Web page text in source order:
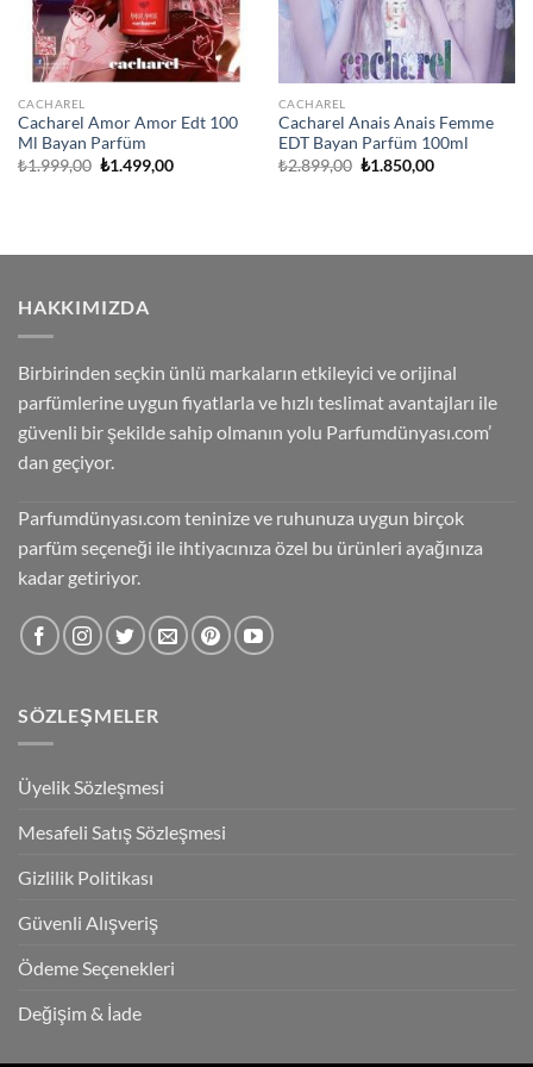
CACHAREL
Cacharel Amor Amor Edt 100
Ml Bayan Parfüm
₺1.999,00 Orijinal
₺1.499,00Şu
CACHAREL
Cacharel Anais Anais Femme
EDT Bayan Parfüm 100ml
₺2.899,00 Orijinal
₺1.850,00Şu
HAKKIMIZDA
Birbirinden seçkin ünlü markaların etkileyici ve orijinal
parfümlerine uygun fiyatlarla ve hızlı teslimat avantajları ile
güvenli bir şekilde sahip olmanın yolu Parfumdünyası.com’
dan geçiyor.
Parfumdünyası.com teninize ve ruhunuza uygun birçok
parfüm seçeneği ile ihtiyacınıza özel bu ürünleri ayağınıza
kadar getiriyor.
SÖZLEŞMELER
Üyelik Sözleşmesi
Mesafeli Satış Sözleşmesi
Gizlilik Politikası
Güvenli Alışveriş
Ödeme Seçenekleri
Değişim & İade